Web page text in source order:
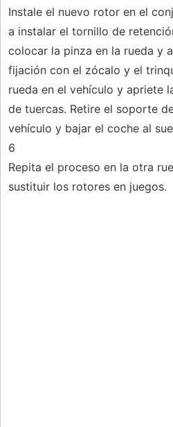
Instale el nuevo rotor en el
a instalar el tornillo de
colocar la pinza en la rueda y
fijación con el zócalo y el
rueda en el vehículo y apriete
de tuercas. Retire el soporte
vehículo y bajar el coche al
6
Repita el proceso en la otra
sustituir los rotores en juegos.